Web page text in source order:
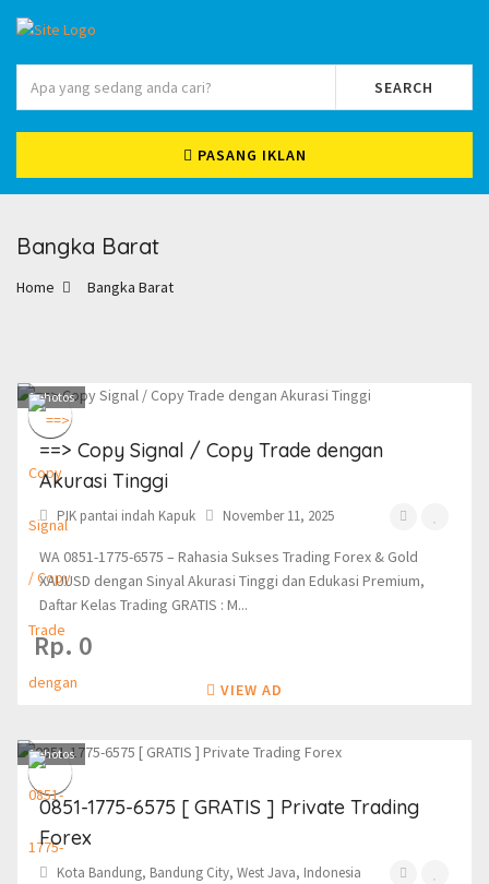
SEARCH
PASANG IKLAN
Bangka Barat
Home Bangka Barat
1photos
==> Copy Signal / Copy Trade dengan
Akurasi Tinggi
PIK pantai indah Kapuk November 11, 2025
WA 0851-1775-6575 – Rahasia Sukses Trading Forex & Gold
XAUUSD dengan Sinyal Akurasi Tinggi dan Edukasi Premium,
Daftar Kelas Trading GRATIS : M...
Rp. 0
VIEW AD
1photos
0851-1775-6575 [ GRATIS ] Private Trading
Forex
Kota Bandung, Bandung City, West Java, Indonesia